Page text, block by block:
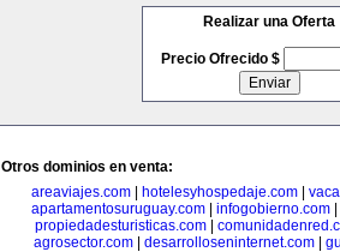
Realizar una Oferta
Precio Ofrecido $
Otros dominios en venta:
areaviajes.com
hotelesyhospedaje.com
apartamentosuruguay.com
infogobierno.com
propiedadesturisticas.com|
agrosector.com
desarrolloseninternet.com